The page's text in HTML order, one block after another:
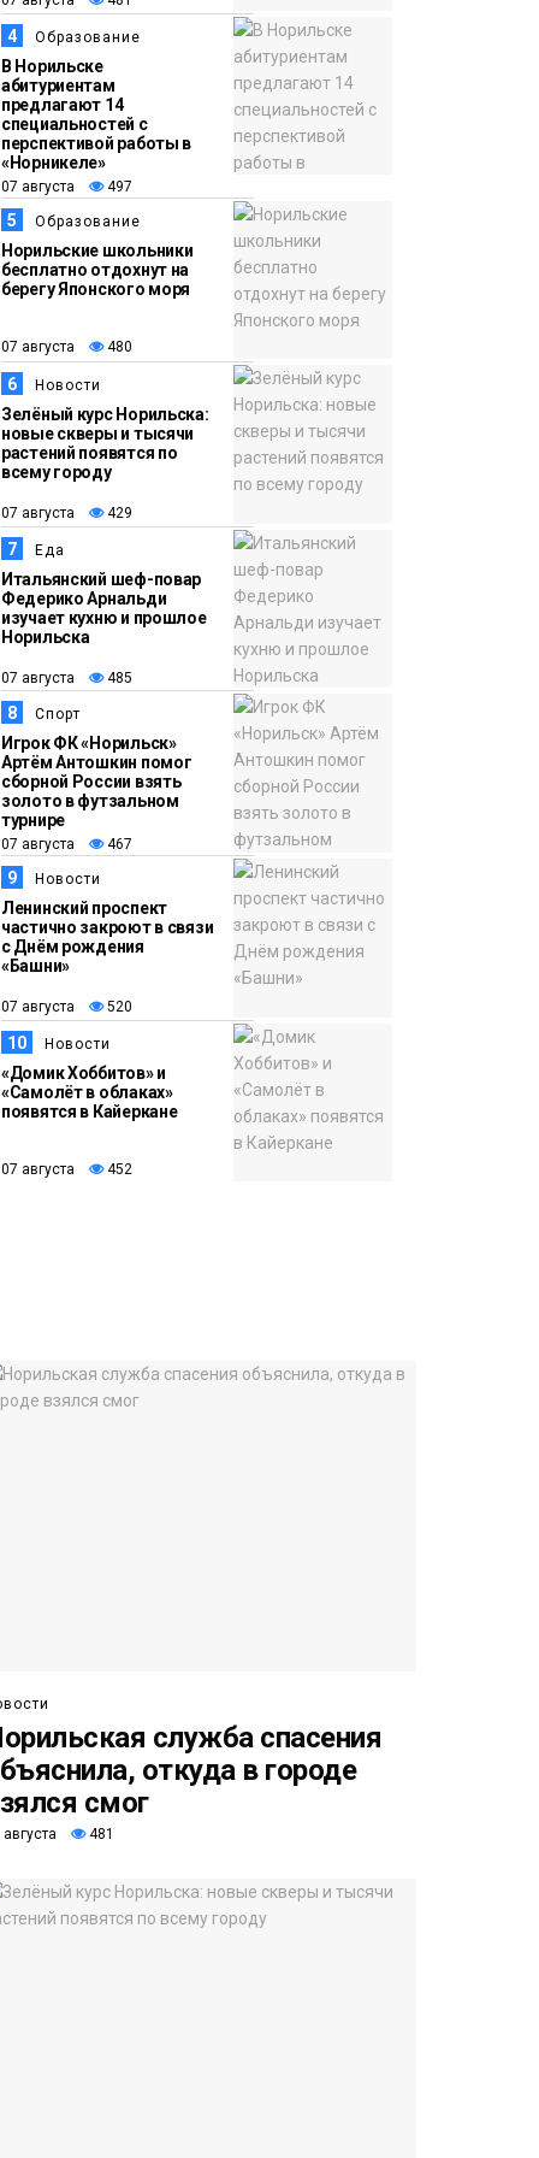
13:59
07 августа
Новости
«Домик Хоббитов» и
«Самолёт в облаках»
появятся в Кайеркане
4 Образование
В Норильске
абитуриентам
предлагают 14
специальностей с
перспективой работы в
«Норникеле»
07 августа 497
5 Образование
Норильские школьники
бесплатно отдохнут на
берегу Японского моря
07 августа 480
6 Новости
Зелёный курс Норильска:
новые скверы и тысячи
растений появятся по
всему городу
07 августа 429
7 Еда
Итальянский шеф-повар
Федерико Арнальди
изучает кухню и прошлое
Норильска
07 августа 485
8 Спорт
Игрок ФК «Норильск»
Артём Антошкин помог
сборной России взять
золото в футзальном
турнире
07 августа 467
9 Новости
Ленинский проспект
частично закроют в связи
с Днём рождения
«Башни»
07 августа 520
10 Новости
«Домик Хоббитов» и
«Самолёт в облаках»
появятся в Кайеркане
07 августа 452
служба спасения
откуда в городе
смог
481